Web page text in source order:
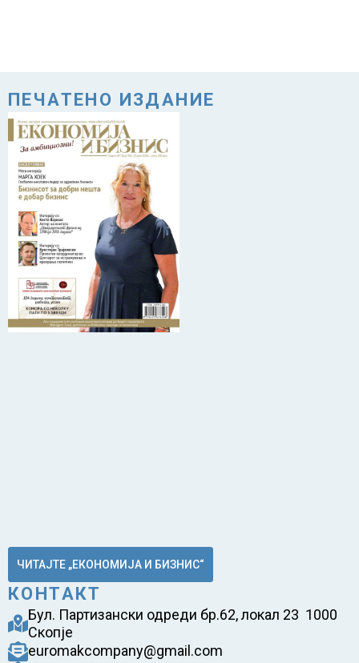
ПЕЧАТЕНО ИЗДАНИЕ
ЧИТАЈТЕ „ЕКОНОМИЈА И БИЗНИС“
КОНТАКТ
Бул. Партизански одреди бр.62, локал 23 1000
Скопје
euromakcompany@gmail.com